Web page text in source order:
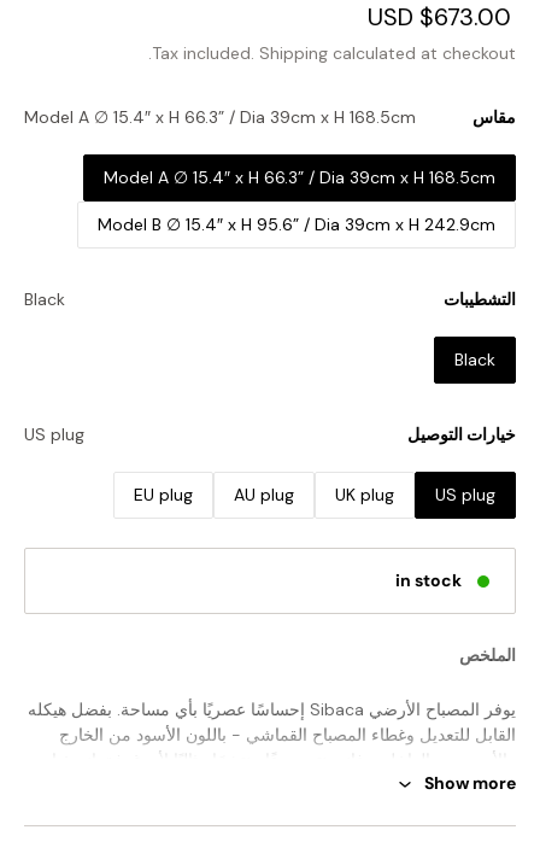
Sale
price
$673.00 USD
price
Tax included. Shipping calculated at checkout.
مقاس Model A ∅ 15.4″ x H 66.3” / Dia 39cm x H 168.5cm
Model A ∅ 15.4″ x H 66.3” / Dia 39cm x H 168.5cm
Model B ∅ 15.4″ x H 95.6” / Dia 39cm x H 242.9cm
التشطيبات Black
Black
خيارات التوصيل US plug
US plug
UK plug
AU plug
EU plug
in stock
الملخص
يوفر المصباح الأرضي Sibaca إحساسًا عصريًا بأي مساحة. بفضل هيكله
القابل للتعديل وغطاء المصباح القماشي - باللون الأسود من الخارج
مثالي لخلق أجواء دافئة ومريحة.
Show more